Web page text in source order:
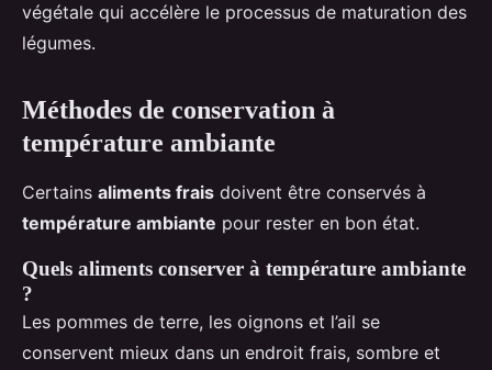
végétale qui accélère le processus de maturation des
légumes.
Méthodes de conservation à
température ambiante
Certains aliments frais doivent être conservés à
température ambiante pour rester en bon état.
Quels aliments conserver à température ambiante
?
Les pommes de terre, les oignons et l’ail se
conservent mieux dans un endroit frais, sombre et